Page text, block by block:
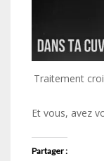
Traitement
Et vous, avez
Partager :